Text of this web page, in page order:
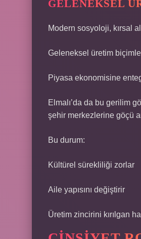
GELENEKSEL
Modern sosyoloji, kırsal
Geleneksel üretim
Piyasa ekonomisine
Elmalı’da da bu gerilim
şehir merkezlerine göçü
Bu durum:
Kültürel sürekliliği zorlar
Aile yapısını değiştirir
Üretim zincirini kırılgan